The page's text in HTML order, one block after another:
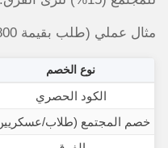
مثال عملي (طلب بقيمة 800 ريال):
نوع الخصم
الكود الحصري
خصم المجتمع (طلاب/